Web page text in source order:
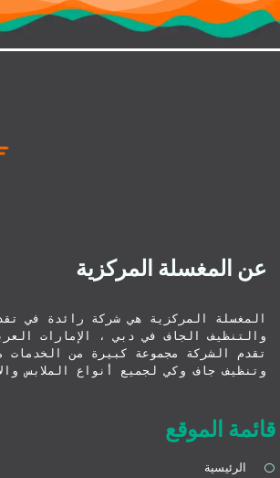
عن المغسلة المركزية
وتنظيف جاف وكي لجميع أنواع الملابس
قائمة الموقع
الرئيسية